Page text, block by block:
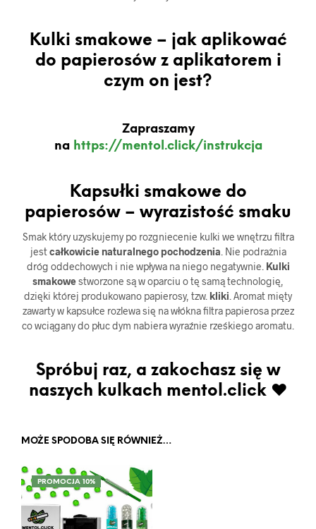
Kulki smakowe – jak aplikować
do papierosów z aplikatorem i
czym on jest?
Zapraszamy
na https://mentol.click/instrukcja
Kapsułki smakowe do
papierosów – wyrazistość smaku
Smak który uzyskujemy po rozgniecenie kulki we wnętrzu filtra
jestcałkowicie naturalnego pochodzenia . Nie podrażnia
dróg oddechowych i nie wpływa na niego negatywnie. Kulki
smakowestworzone są w oparciu o tę samą technologię,
dzięki której produkowano papierosy, tzw. kliki . Aromat mięty
zawarty w kapsułce rozlewa się na włókna filtra papierosa przez
co wciągany do płuc dym nabiera wyraźnie rześkiego aromatu.
Spróbuj raz, a zakochasz się w
naszych kulkach mentol.click ♥
MOŻE SPODOBA SIĘ RÓWNIEŻ…
PROMOCJA 10%